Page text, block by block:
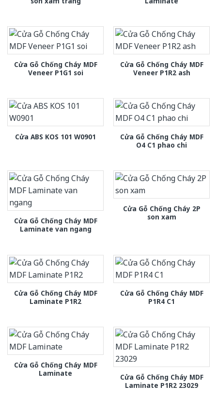
Cửa Gỗ Chống Cháy MDF
Veneer P1G1 soi
Cửa Gỗ Chống Cháy MDF
Veneer P1R2 ash
Cửa ABS KOS 101 W0901
Cửa Gỗ Chống Cháy MDF
O4 C1 phao chi
Cửa Gỗ Chống Cháy MDF
Laminate van ngang
Cửa Gỗ Chống Cháy 2P
son xam
Cửa Gỗ Chống Cháy MDF
Laminate P1R2
Cửa Gỗ Chống Cháy MDF
P1R4 C1
Cửa Gỗ Chống Cháy MDF
Laminate
Cửa Gỗ Chống Cháy MDF
Laminate P1R2 23029